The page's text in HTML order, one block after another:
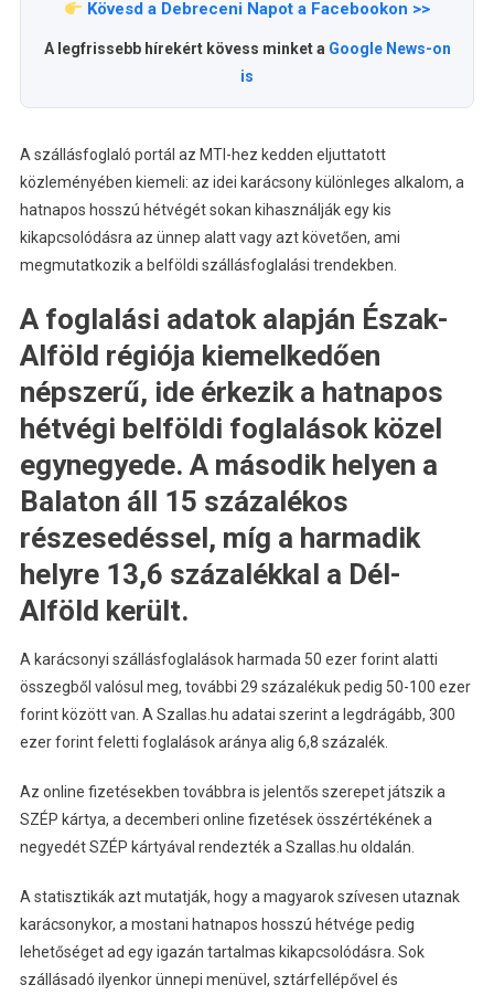
Kövesd a Debreceni Napot a Facebookon >>
A legfrissebb hírekért kövess minket a Google News-on
is
A szállásfoglaló portál az MTI-hez kedden eljuttatott
közleményében kiemeli: az idei karácsony különleges alkalom, a
hatnapos hosszú hétvégét sokan kihasználják egy kis
kikapcsolódásra az ünnep alatt vagy azt követően, ami
megmutatkozik a belföldi szállásfoglalási trendekben.
A foglalási adatok alapján Észak-
Alföld régiója kiemelkedően
népszerű, ide érkezik a hatnapos
hétvégi belföldi foglalások közel
egynegyede. A második helyen a
Balaton áll 15 százalékos
részesedéssel, míg a harmadik
helyre 13,6 százalékkal a Dél-
Alföld került.
A karácsonyi szállásfoglalások harmada 50 ezer forint alatti
összegből valósul meg, további 29 százalékuk pedig 50-100 ezer
forint között van. A Szallas.hu adatai szerint a legdrágább, 300
ezer forint feletti foglalások aránya alig 6,8 százalék.
Az online fizetésekben továbbra is jelentős szerepet játszik a
SZÉP kártya, a decemberi online fizetések összértékének a
negyedét SZÉP kártyával rendezték a Szallas.hu oldalán.
A statisztikák azt mutatják, hogy a magyarok szívesen utaznak
karácsonykor, a mostani hatnapos hosszú hétvége pedig
lehetőséget ad egy igazán tartalmas kikapcsolódásra. Sok
szállásadó ilyenkor ünnepi menüvel, sztárfellépővel és